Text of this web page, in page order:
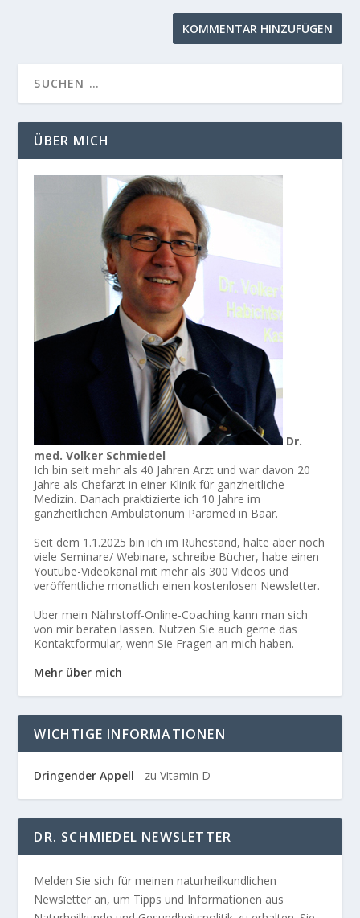
ÜBER MICH
Dr.
med. Volker Schmiedel
Ich bin seit mehr als 40 Jahren Arzt und war davon 20
Jahre als Chefarzt in einer Klinik für ganzheitliche
Medizin. Danach praktizierte ich 10 Jahre im
ganzheitlichen Ambulatorium Paramed in Baar.
Seit dem 1.1.2025 bin ich im Ruhestand, halte aber noch
viele Seminare/ Webinare, schreibe Bücher, habe einen
Youtube-Videokanal mit mehr als 300 Videos und
veröffentliche monatlich einen kostenlosen Newsletter.
Über mein Nährstoff-Online-Coaching kann man sich
von mir beraten lassen. Nutzen Sie auch gerne das
Kontaktformular, wenn Sie Fragen an mich haben.
Mehr über mich
WICHTIGE INFORMATIONEN
Dringender Appell - zu Vitamin D
DR. SCHMIEDEL NEWSLETTER
Melden Sie sich für meinen naturheilkundlichen
Newsletter an, um Tipps und Informationen aus